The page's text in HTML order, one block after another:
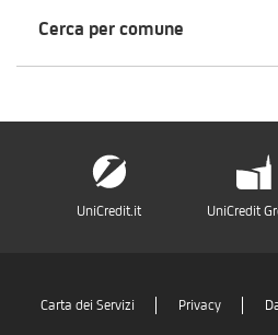
Cerca per comune
UniCredit.it UniCredit
Carta dei Servizi Privacy